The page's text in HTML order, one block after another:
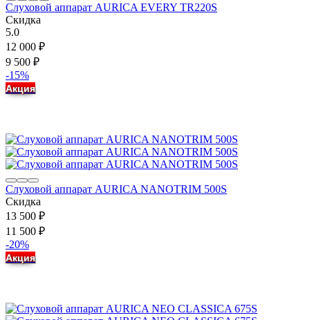
Слуховой аппарат AURICA EVERY TR220S
Скидка
5.0
12 000 ₽
9 500 ₽
-15%
Акция
Слуховой аппарат AURICA NANOTRIM 500S
Скидка
13 500 ₽
11 500 ₽
-20%
Акция